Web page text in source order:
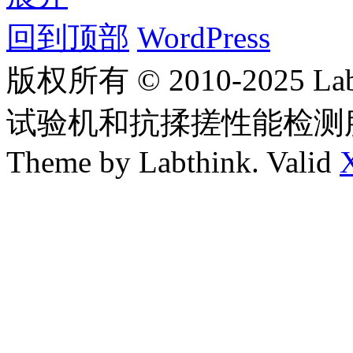
回到顶部 WordPress
版权所有 © 2010-2025
试验机和抗揉搓性能检
Theme by Labthink. Valid